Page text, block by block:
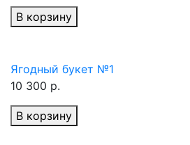
В корзину
Ягодный букет №1
10 300 р.
В корзину